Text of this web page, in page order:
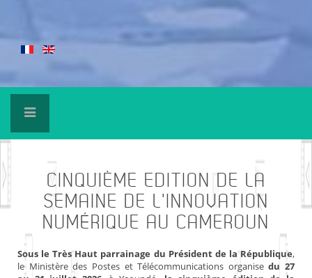
CINQUIÈME EDITION DE LA
SEMAINE DE L'INNOVATION
NUMÉRIQUE AU CAMEROUN
Sous le Très Haut parrainage du Président de la République,
le Ministère des Postes et Télécommunications organisedu 27